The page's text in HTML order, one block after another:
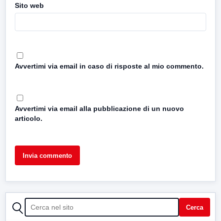
Sito web
Avvertimi via email in caso di risposte al mio commento.
Avvertimi via email alla pubblicazione di un nuovo
articolo.
CERCA Cerca